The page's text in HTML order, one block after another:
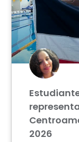
2026